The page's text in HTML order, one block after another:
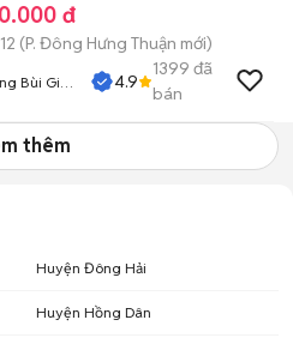
đ
(P. Đông Hưng Thuận mới)
Bùi Gia
4.9
1399 đã
bán
thêm
Huyện Đông Hải
Huyện Hồng Dân